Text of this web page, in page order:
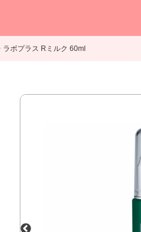
ラボプラス Rミルク 60ml